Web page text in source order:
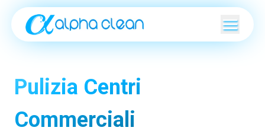
Pulizia Centri
Commerciali